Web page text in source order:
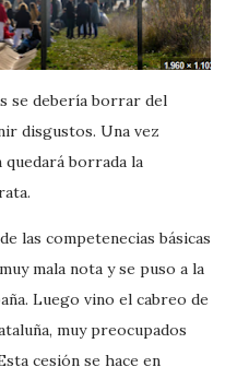
se debería borrar del
disgustos. Una vez
quedará borrada la
las competenecias básicas
mala nota y se puso a la
Luego vino el cabreo de
muy preocupados
cesión se hace en